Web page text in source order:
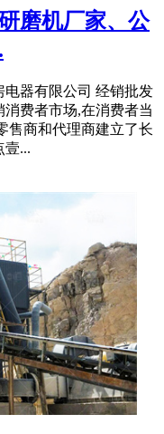
磨机厂家、公
器有限公司 经销批发
费者市场,在消费者当
售商和代理商建立了长
壹...